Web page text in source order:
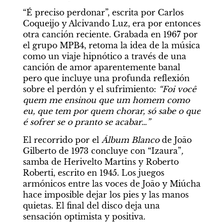
“É preciso perdonar”, escrita por Carlos
Coqueijo y Alcivando Luz, era por entonces
otra canción reciente. Grabada en 1967 por
el grupo MPB4, retoma la idea de la música
como un viaje hipnótico a través de una
canción de amor aparentemente banal
pero que incluye una profunda reflexión
sobre el perdón y el sufrimiento: “Foi você
quem me ensinou que um homem como
eu, que tem por quem chorar, só sabe o que
é sofrer se o pranto se acabar…”
El recorrido por el Álbum Blanco de Joāo
Gilberto de 1973 concluye con “Izaura” ,
samba de Herivelto Martins y Roberto
Roberti, escrito en 1945. Los juegos
armónicos entre las voces de Joāo y Miúcha
hace imposible dejar los pies y las manos
quietas. El final del disco deja una
sensación optimista y positiva.